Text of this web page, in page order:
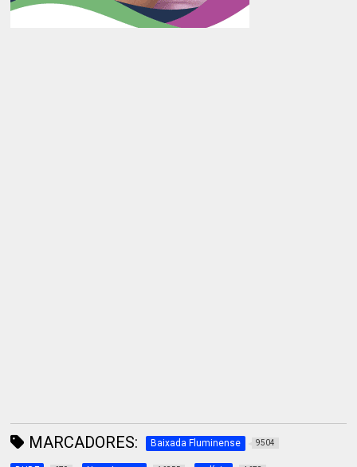
MARCADORES: Baixada Fluminense 9504